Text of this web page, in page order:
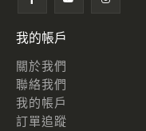
我的帳戶
關於我們
聯絡我們
我的帳戶
訂單追蹤